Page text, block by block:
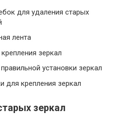
для удаления старых
лента
зеркал
установки зеркал
для крепления зеркал
зеркал